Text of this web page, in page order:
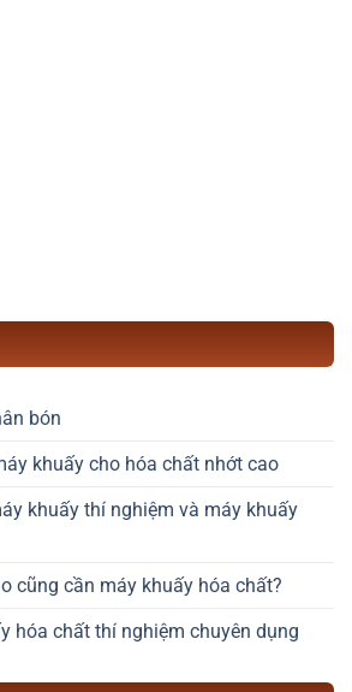
bón
khuấy cho hóa chất nhớt cao
khuấy thí nghiệm và máy khuấy
cũng cần máy khuấy hóa chất?
hóa chất thí nghiệm chuyên dụng